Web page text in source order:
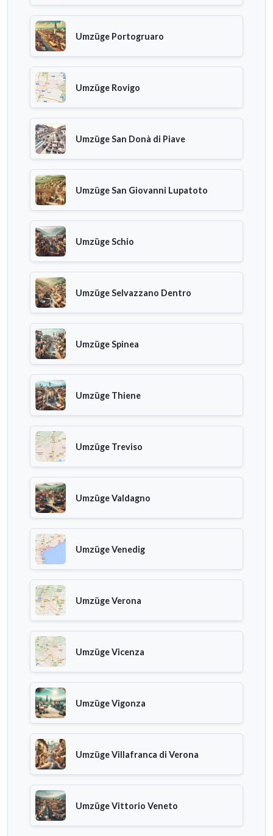
Umzüge Portogruaro
Umzüge Rovigo
Umzüge San Donà di Piave
Umzüge San Giovanni Lupatoto
Umzüge Schio
Umzüge Selvazzano Dentro
Umzüge Spinea
Umzüge Thiene
Umzüge Treviso
Umzüge Valdagno
Umzüge Venedig
Umzüge Verona
Umzüge Vicenza
Umzüge Vigonza
Umzüge Villafranca di Verona
Umzüge Vittorio Veneto